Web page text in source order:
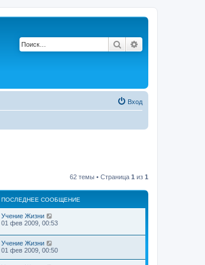
Поиск
Вход
62 темы • Страница 1 из 1
ПОСЛЕДНЕЕ СООБЩЕНИЕ
П
о
л
е
д
н
Учение Жизни
01 фев 2009, 00:53
П
о
Учение Жизни
01 фев 2009, 00:50